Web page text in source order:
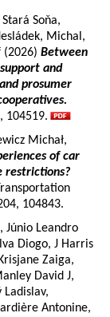
Soňa,
Michal,
(2026) Between
and
prosumer
104519.
Michał,
of car
restrictions?
104843.
Júnio Leandro
Diogo, J Harris
Zaiga,
David J,
Antonine,